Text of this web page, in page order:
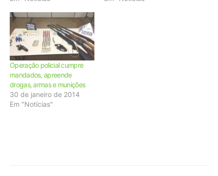
Operação policial cumpre
mandados, apreende
drogas, armas e munições
30 de janeiro de 2014
Em "Notícias"